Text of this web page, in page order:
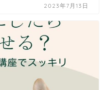
2023年7月13日